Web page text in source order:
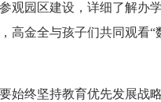
园区建设，详细了解办
金全与孩子们共同观看
终坚持教育优先发展战